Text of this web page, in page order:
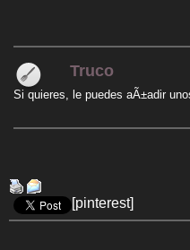
Truco
Si quieres, le puedes aÃ±adir
[pinterest]